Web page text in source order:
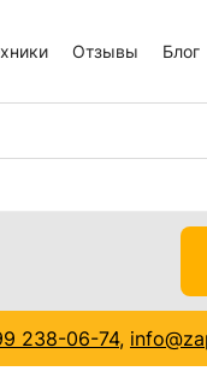
Отзывы Блог
238-06-74,